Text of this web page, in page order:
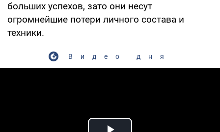
больших успехов, зато они несут
огромнейшие потери личного состава и
техники.
Видео дня